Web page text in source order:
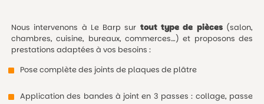
Nous intervenons à Le Barp sur tout type de pièces(salon,
chambres, cuisine, bureaux, commerces…) et proposons des
prestations adaptées à vos besoins :
Pose complète des joints de plaques de plâtre
Application des bandes à joint en 3 passes : collage, passe